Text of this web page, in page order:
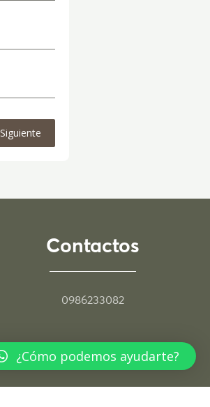
Siguiente
Contactos
0986233082
contacto@clinicadebruxismo.com
¿Cómo podemos ayudarte?